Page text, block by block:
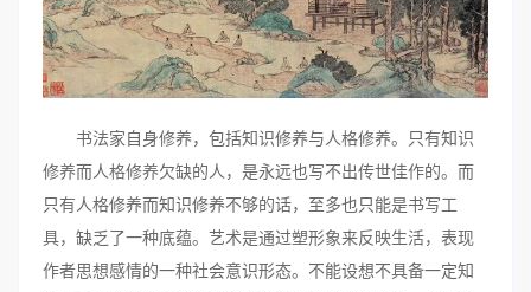
书法家自身修养，包括知识修养与人格修养。只有知识
修养而人格修养欠缺的人，是永远也写不出传世佳作的。而
只有人格修养而知识修养不够的话，至多也只能是书写工
具，缺乏了一种底蕴。艺术是通过塑形象来反映生活，表现
作者思想感情的一种社会意识形态。不能设想不具备一定知